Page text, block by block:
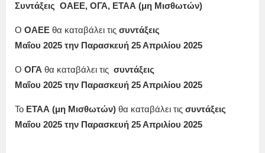
Συντάξεις ΟΑΕΕ, ΟΓΑ, ΕΤΑΑ (μη Μισθωτών)
Ο ΟΑΕΕ θα καταβάλει τις συντάξεις
Μαΐου 2025 την Παρασκευή 25 Απριλίου 2025
Ο ΟΓΑ θα καταβάλει τις συντάξεις
Μαΐου 2025 την Παρασκευή 25 Απριλίου 2025
Το ΕΤΑΑ (μη Μισθωτών) θα καταβάλει τις συντάξεις
Μαΐου 2025 την Παρασκευή 25 Απριλίου 2025